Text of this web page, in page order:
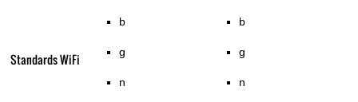
Standards WiFi
b
g
n
b
g
n